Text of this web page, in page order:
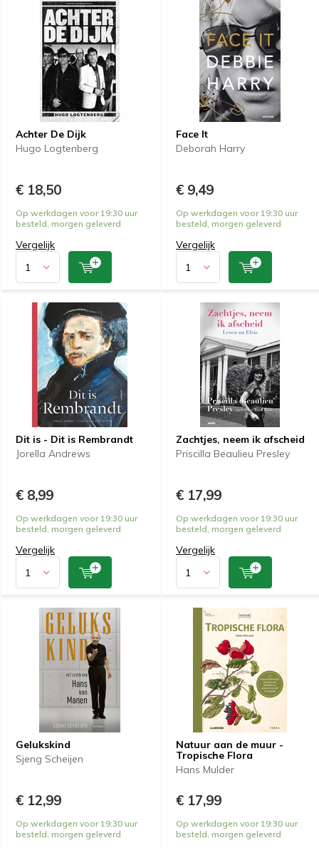
Achter De Dijk
Hugo Logtenberg
€ 18,50
Op werkdagen voor 19:30 uur
besteld, morgen geleverd
Vergelijk
Face It
Deborah Harry
€ 9,49
Op werkdagen voor 19:30 uur
besteld, morgen geleverd
Vergelijk
Dit is - Dit is Rembrandt
Jorella Andrews
€ 8,99
Op werkdagen voor 19:30 uur
besteld, morgen geleverd
Vergelijk
Zachtjes, neem ik afscheid
Priscilla Beaulieu Presley
€ 17,99
Op werkdagen voor 19:30 uur
besteld, morgen geleverd
Vergelijk
Gelukskind
Sjeng Scheijen
€ 12,99
Op werkdagen voor 19:30 uur
besteld, morgen geleverd
Natuur aan de muur -
Tropische Flora
Hans Mulder
€ 17,99
Op werkdagen voor 19:30 uur
besteld, morgen geleverd